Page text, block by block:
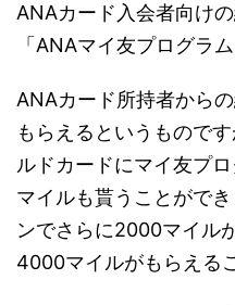
ANAカード入会者向け
「ANAマイ友プログラ
ANAカード所持者から
もらえるというもので
ルドカードにマイ友プ
マイルも貰うことがで
ンでさらに2000マイル
4000マイルがもらえる